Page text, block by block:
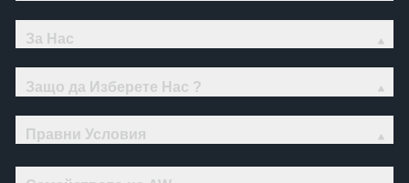
За Нас
Защо да Изберете Нас ?
Правни Условия